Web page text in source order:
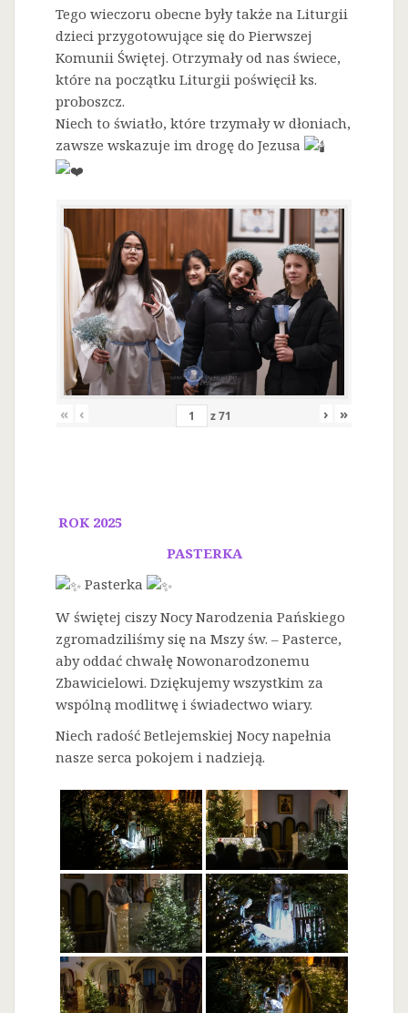
Tego wieczoru obecne były także na Liturgii
dzieci przygotowujące się do Pierwszej
Komunii Świętej. Otrzymały od nas świece,
które na początku Liturgii poświęcił ks.
proboszcz.
Niech to światło, które trzymały w dłoniach,
zawsze wskazuje im drogę do Jezusa
« ‹ z71 › »
ROK 2025
PASTERKA
Pasterka
W świętej ciszy Nocy Narodzenia Pańskiego
zgromadziliśmy się na Mszy św. – Pasterce,
aby oddać chwałę Nowonarodzonemu
Zbawicielowi. Dziękujemy wszystkim za
wspólną modlitwę i świadectwo wiary.
Niech radość Betlejemskiej Nocy napełnia
nasze serca pokojem i nadzieją.